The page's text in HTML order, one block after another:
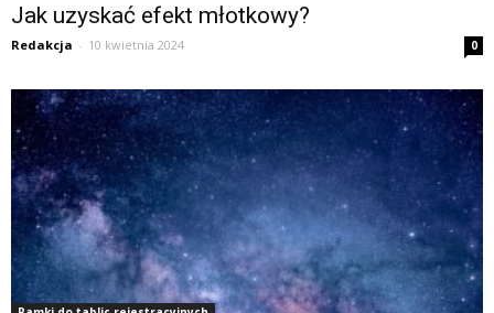
Jak uzyskać efekt młotkowy?
Redakcja - 10 kwietnia 2024 0